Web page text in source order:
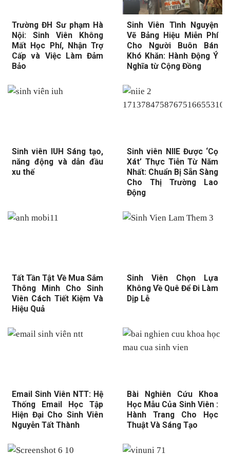
Trường ĐH Sư phạm Hà
Nội: Sinh Viên Không
Mất Học Phí, Nhận Trợ
Cấp và Việc Làm Đảm
Bảo
Sinh Viên Tình Nguyện
Vẽ Bảng Hiệu Miễn Phí
Cho Người Buôn Bán
Khó Khăn: Hành Động Ý
Nghĩa từ Cộng Đồng
Sinh viên IUH Sáng tạo,
năng động và dẫn đầu
xu thế
Sinh viên NIIE Được ‘Cọ
Xát’ Thực Tiễn Từ Năm
Nhất: Chuẩn Bị Sẵn Sàng
Cho Thị Trường Lao
Động
Tất Tần Tật Về Mua Sắm
Thông Minh Cho Sinh
Viên Cách Tiết Kiệm Và
Hiệu Quả
Sinh Viên Chọn Lựa
Không Về Quê Để Đi Làm
Dịp Lễ
Email Sinh Viên NTT: Hệ
Thống Email Học Tập
Hiện Đại Cho Sinh Viên
Nguyễn Tất Thành
Bài Nghiên Cứu Khoa
Học Mẫu Của Sinh Viên :
Hành Trang Cho Học
Thuật Và Sáng Tạo